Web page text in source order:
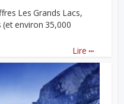
Les Grands Lacs,
(et environ 35,000
Lire ...